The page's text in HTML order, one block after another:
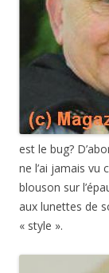
est le bug?
ne l’ai jamais vu
blouson sur
aux lunettes de
« style ».